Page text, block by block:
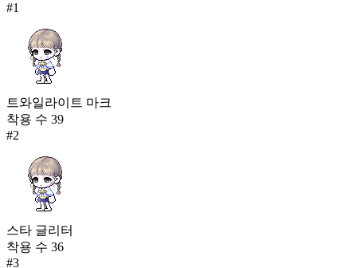
#1
트와일라이트 마크
착용 수 39
#2
스타 글리터
착용 수 36
#3